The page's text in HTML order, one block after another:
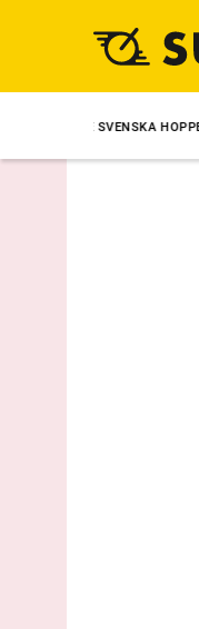
HOPPEN 15:48